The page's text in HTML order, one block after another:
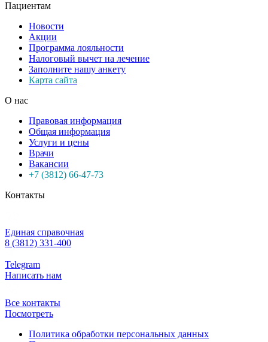
Пациентам
Новости
Акции
Программа лояльности
Налоговый вычет на лечение
Заполните нашу анкету
Карта сайта
О нас
Правовая информация
Общая информация
Услуги и цены
Врачи
Вакансии
+7 (3812) 66-47-73
Контакты
Единая справочная
8 (3812) 331-400
Telegram
Написать нам
Все контакты
Посмотреть
Политика обработки персональных данных